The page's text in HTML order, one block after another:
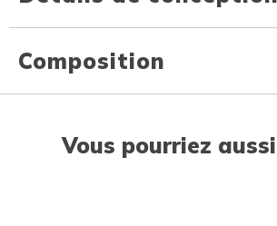
Composition
Vous pourriez